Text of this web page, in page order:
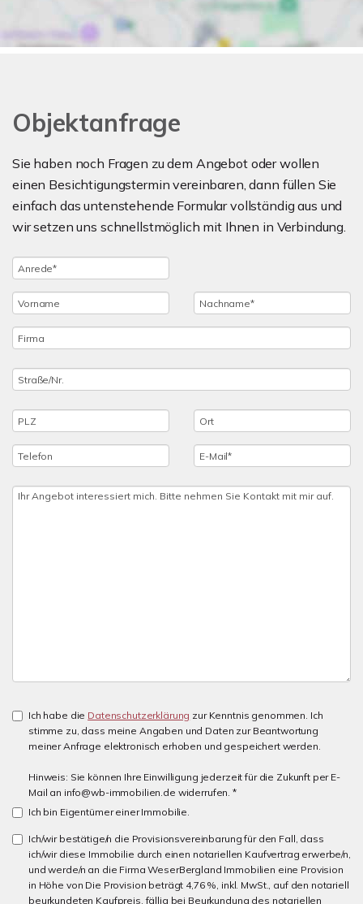
Objektanfrage
Sie haben noch Fragen zu dem Angebot oder wollen
einen Besichtigungstermin vereinbaren, dann füllen Sie
einfach das untenstehende Formular vollständig aus und
wir setzen uns schnellstmöglich mit Ihnen in Verbindung.
Ich habe die Datenschutzerklärung zur Kenntnis genommen. Ich
stimme zu, dass meine Angaben und Daten zur Beantwortung
meiner Anfrage elektronisch erhoben und gespeichert werden.
Hinweis: Sie können Ihre Einwilligung jederzeit für die Zukunft per E-
Mail an info@wb-immobilien.de widerrufen. *
Ich bin Eigentümer einer Immobilie.
Ich/wir bestätige/n die Provisionsvereinbarung für den Fall, dass
ich/wir diese Immobilie durch einen notariellen Kaufvertrag erwerbe/n,
und werde/n an die Firma WeserBergland Immobilien eine Provision
in Höhe von Die Provision beträgt 4,76 %, inkl. MwSt., auf den notariell
beurkundeten Kaufpreis. fällig bei Beurkundung des notariellen